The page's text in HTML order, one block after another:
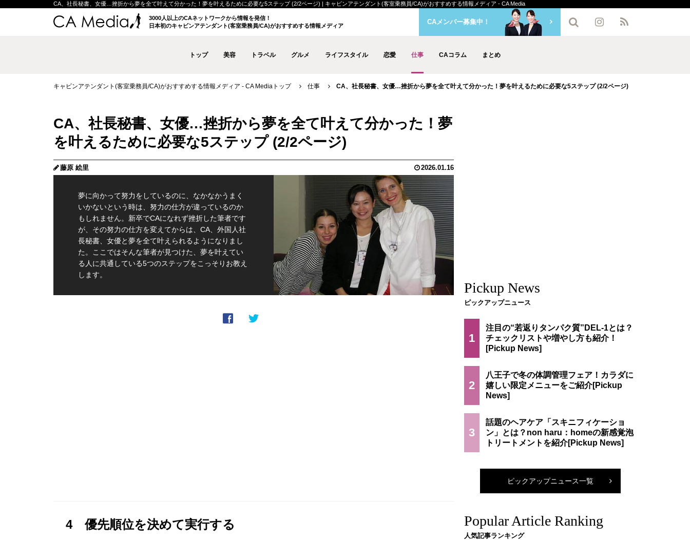
CA、社長秘書、女優…挫折から夢を全て叶えて分かった！夢を叶えるために必要な5ステップ (2/2ページ) | キャビンアテンダント(客室乗務員/CA)がおすすめする情報メディア - CA Media
3000人以上のCAネットワークから情報を発信！
日本初のキャビンアテンダント(客室乗務員/CA)がおすすめする情報メディア
トップ 美容 トラベル グルメ ライフスタイル 恋愛 仕事 CAコラム まとめ
CAメンバー募集中！
キャビンアテンダント(客室乗務員/CA)がおすすめする情報メディア - CA Mediaトップ 仕事 CA、社長秘書、女優…挫折から夢を全て叶えて分かった！夢を叶えるために必要な5ステップ (2/2ページ)
CA、社長秘書、女優…挫折から夢を全て叶えて分かった！夢
を叶えるために必要な5ステップ (2/2ページ)
藤原 絵里 2026.01.16
夢に向かって努力をしているのに、なかなかうまく
いかないという時は、努力の仕方が違っているのか
もしれません。新卒でCAになれず挫折した筆者です
が、その努力の仕方を変えてからは、CA、外国人社
長秘書、女優と夢を全て叶えられるようになりまし
た。ここではそんな筆者が見つけた、夢を叶えてい
る人に共通している5つのステップをこっそりお教え
します。
4 優先順位を決めて実行する
Pickup News
ピックアップニュース
1
注目の“若返りタンパク質”DEL-1とは？
チェックリストや増やし方も紹介！
2
八王子で冬の体調管理フェア！カラダに
嬉しい限定メニューをご紹介
3
話題のヘアケア「スキニフィケーショ
ン」とは？non haru：homeの新感覚泡
トリートメントを紹介
ピックアップニュース一覧
Popular Article Ranking
人気記事ランキング